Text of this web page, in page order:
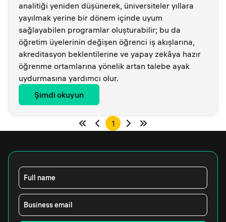
analitiği yeniden düşünerek, üniversiteler yıllara
yayılmak yerine bir dönem içinde uyum
sağlayabilen programlar oluşturabilir; bu da
öğretim üyelerinin değişen öğrenci iş akışlarına,
akreditasyon beklentilerine ve yapay zekâya hazır
öğrenme ortamlarına yönelik artan talebe ayak
uydurmasına yardımcı olur.
Şimdi okuyun
1
Full name
Business email